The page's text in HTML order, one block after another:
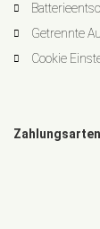
Getrennte
Cookie
Zahlungsarten